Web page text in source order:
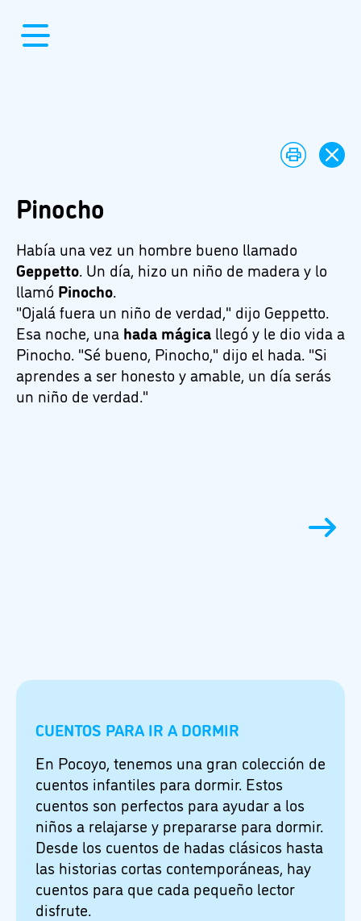
Pinocho
Había una vez un hombre bueno llamado
Geppetto. Un día, hizo un niño de madera y lo
llamó Pinocho.
"Ojalá fuera un niño de verdad," dijo Geppetto.
Esa noche, una hada mágica llegó y le dio vida a
Pinocho. "Sé bueno, Pinocho," dijo el hada. "Si
aprendes a ser honesto y amable, un día serás
un niño de verdad."
CUENTOS PARA IR A DORMIR
En Pocoyo, tenemos una gran colección de
cuentos infantiles para dormir. Estos
cuentos son perfectos para ayudar a los
niños a relajarse y prepararse para dormir.
Desde los cuentos de hadas clásicos hasta
las historias cortas contemporáneas, hay
cuentos para que cada pequeño lector
disfrute.